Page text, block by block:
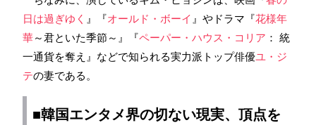
日は過ぎゆく 』『オールド・ボーイ 』やドラマ『花様年
華～君といた季節～』『ペーパー・ハウス・コリア ： 統
一通貨を奪え』などで知られる実力派トップ俳優ユ・ジ
テの妻である。
■韓国エンタメ界の切ない現実、頂点を